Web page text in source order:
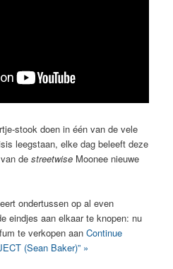
stook doen in één van de vele
leegstaan, elke dag beleeft deze
van destreetwise Moonee nieuwe
ondertussen op al even
eindjes aan elkaar te knopen: nu
te verkopen aanContinue
(Sean Baker)” »